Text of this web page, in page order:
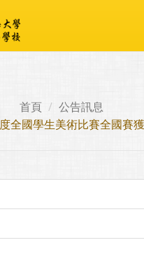
首頁
公告訊息
全國學生美術比賽全國賽